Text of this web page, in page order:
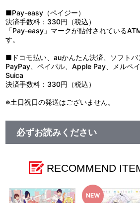
■Pay-easy（ペイジー）
決済手数料：330円（税込）
「Pay-easy」マークが貼付されている
す。
■ドコモ払い、auかんたん決済、ソフトバ
PayPay、ペイパル、Apple Pay、メルペ
Suica
決済手数料：330円（税込）
※土日祝日の発送はございません。
必ずお読みください
販売元 (株)バンダイナムコフィルムワ
RECOMMEND